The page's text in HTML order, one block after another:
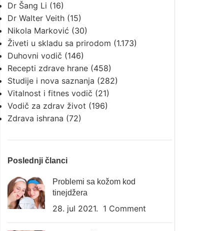
Dr Šang Li (16)
Dr Walter Veith(15)
Nikola Marković (30)
Živeti u skladu sa prirodom (1.173)
Duhovni vodič (146)
Recepti zdrave hrane(458)
Studije i nova saznanja (282)
Vitalnost i fitnes vodič (21)
Vodič za zdrav život (196)
Zdrava ishrana (72)
Poslednji članci
Problemi sa kožom kod
tinejdžera
28. jul 2021. 1 Comment